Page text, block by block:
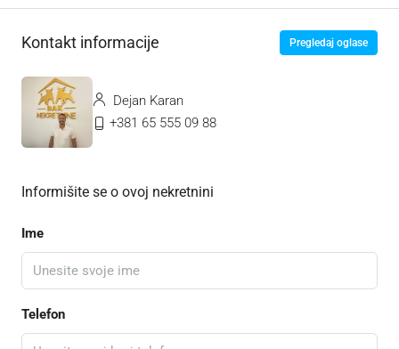
Kontakt informacije Pregledaj oglase
Dejan Karan
+381 65 555 09 88
Informišite se o ovoj nekretnini
Ime
Telefon